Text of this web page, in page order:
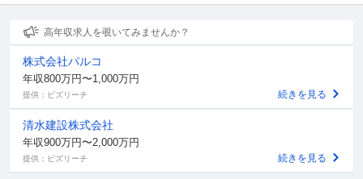
るなど…
給与、休日日数は大丈夫そうです。
現在32歳で1社目5年、2社目5年、3社目1年半と前職が短
期離職してします。業界は変われど職種自体は1社目から
一貫しております。
正直もう行きたくありません。ただこの状態で年齢的にも
次が見つかるのかという不安があります。何かアドバイス
を頂けると幸いです。
高年収求人を覗いてみませんか？
株式会社パルコ
年収800万円〜1,000万円
提供：ビズリーチ 続きを見る
清水建設株式会社
年収900万円〜2,000万円
提供：ビズリーチ 続きを見る